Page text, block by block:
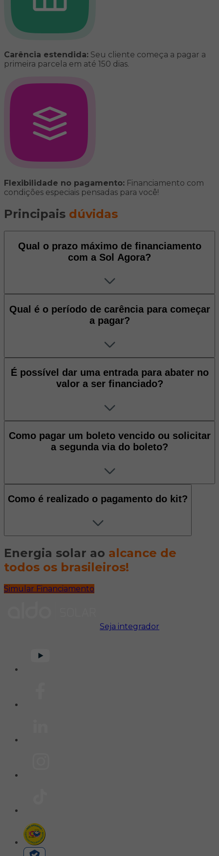
Carência estendida: Seu cliente começa a pagar a
primeira parcela em até 150 dias.
Flexibilidade no pagamento: Financiamento com
condições especiais pensadas para você!
Principais dúvidas
Qual o prazo máximo de financiamento
com a Sol Agora?
Qual é o período de carência para começar
a pagar?
É possível dar uma entrada para abater no
valor a ser financiado?
Como pagar um boleto vencido ou solicitar
a segunda via do boleto?
Como é realizado o pagamento do kit?
Energia solar ao alcance de
todos os brasileiros!
Simular Financiamento
Seja integrador